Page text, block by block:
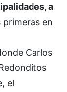
a
primeras en
Carlos
el